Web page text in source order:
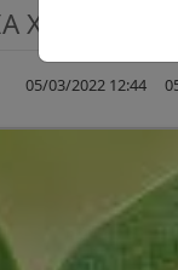
X
05/03/2022 12:44